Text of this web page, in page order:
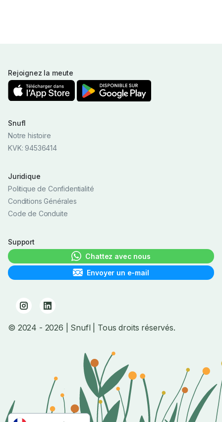
Rejoignez la meute
Snufl
Notre histoire
KVK: 94536414
Juridique
Politique de Confidentialité
Conditions Générales
Code de Conduite
Support
Chattez avec nous
Envoyer un e-mail
© 2024 - 2026 | Snufl | Tous droits réservés.